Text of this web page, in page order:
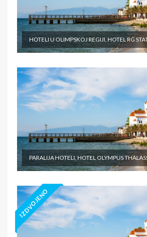
HOTELI U OLIMPSKOJ REGIJI, HOTEL RG
PARALIJA HOTELI, HOTEL OLYMPUS
IZDVOJENO